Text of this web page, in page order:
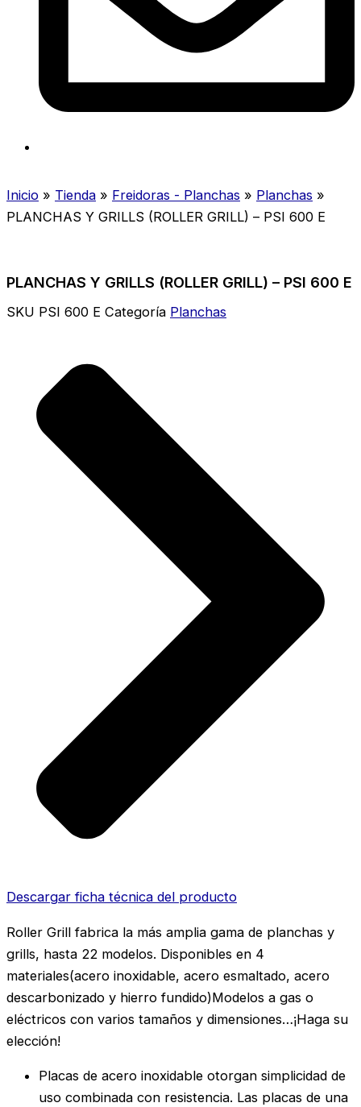
Inicio » Tienda » Freidoras - Planchas » Planchas »
PLANCHAS Y GRILLS (ROLLER GRILL) – PSI 600 E
PLANCHAS Y GRILLS (ROLLER GRILL) – PSI 600 E
SKU PSI 600 E Categoría Planchas
Descargar ficha técnica del producto
Roller Grill fabrica la más amplia gama de planchas y
grills, hasta 22 modelos. Disponibles en 4
materiales(acero inoxidable, acero esmaltado, acero
descarbonizado y hierro fundido)Modelos a gas o
eléctricos con varios tamaños y dimensiones…¡Haga su
elección!
Placas de acero inoxidable otorgan simplicidad de
uso combinada con resistencia. Las placas de una